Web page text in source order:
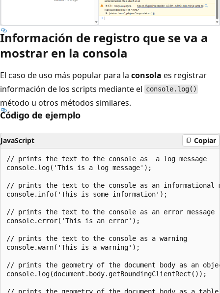
Información de registro que se va a
mostrar en la consola
El caso de uso más popular para la consola es registrar
información de los scripts mediante el console.log()
método u otros métodos similares.
Código de ejemplo
JavaScript Copiar
// prints the text to the console as  a log message
console.log('This is a log message');
// prints the text to the console as an informational
console.info('This is some information');
// prints the text to the console as an error message
console.error('This is an error');
// prints the text to the console as a warning
console.warn('This is a warning');
// prints the geometry of the document body as an
console.log(document.body.getBoundingClientRect());
// prints the geometry of the document body as a table